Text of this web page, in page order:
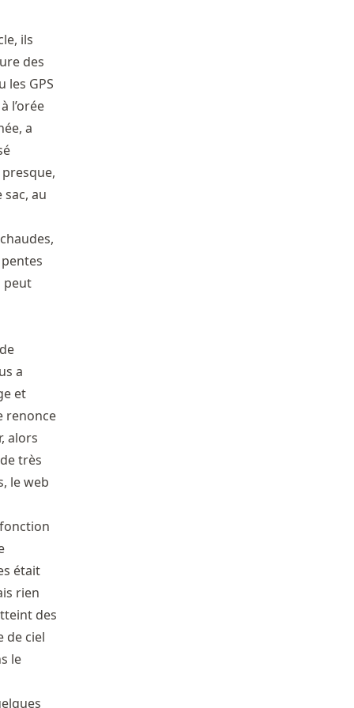
ils
des
les GPS
l’orée
a
sac, au
peut
a
et
renonce
alors
très
le web
était
rien
des
de ciel
le